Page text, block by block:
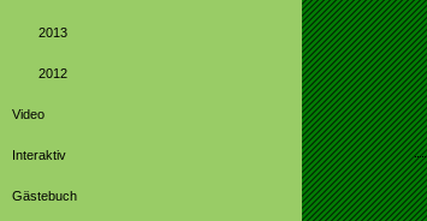
2013
2012
Video
Interaktiv
Gästebuch